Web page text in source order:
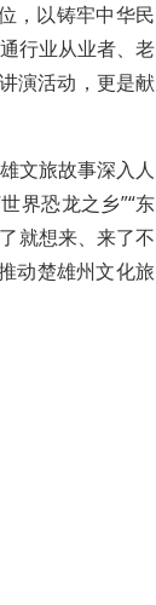
，以铸牢中华民
行业从业者、老
演活动，更是献
文旅故事深入人
界恐龙之乡”“东
就想来、来了不
动楚雄州文化旅